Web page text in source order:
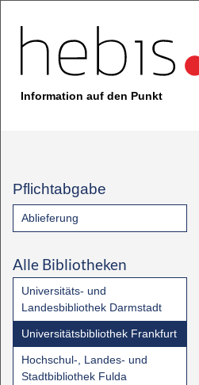
Information auf den Punkt
Pflichtabgabe
Ablieferung
Alle Bibliotheken
Universitäts- und
Landesbibliothek Darmstadt
Universitätsbibliothek Frankfurt
Hochschul-, Landes- und
Stadtbibliothek Fulda